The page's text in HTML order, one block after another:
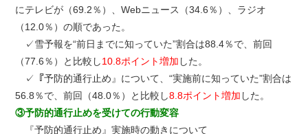
にテレビが（69.2％）、Webニュース（34.6％）、ラジオ
（12.0％）の順であった。
✓雪予報を“前日までに知っていた”割合は88.4％で、前回
（77.6％）と比較し10.8ポイント増加 した。
✓『予防的通行止め』について、“実施前に知っていた”割合は
56.8％で、前回（48.0％）と比較し8.8ポイント増加 した。
③予防的通行止めを受けての行動変容
『予防的通行止め』実施時の動きについて